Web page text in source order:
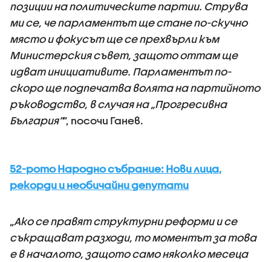
позиции на политическите партии. Струва
ми се, че парламентът ще стане по-скучно
място и фокусът ще се прехвърли към
Министерския съвет, защото оттам ще
идват инициативите. Парламентът по-
скоро ще подпечатва волята на партийното
ръководство, в случая на „Прогресивна
България””, посочи Ганев.
52-рото Народно събрание: Нови лица,
рекорди и необичайни депутати
„Ако се правят структурни реформи и се
съкращават разходи, то моментът за това
е в началото, защото само няколко месеца